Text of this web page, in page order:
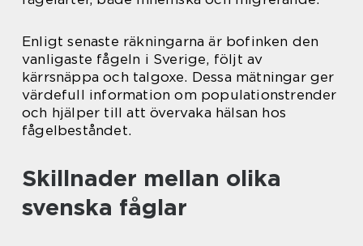
Enligt senaste räkningarna är bofinken den
vanligaste fågeln i Sverige, följt av
kärrsnäppa och talgoxe. Dessa mätningar ger
värdefull information om populationstrender
och hjälper till att övervaka hälsan hos
fågelbeståndet.
Skillnader mellan olika
svenska fåglar